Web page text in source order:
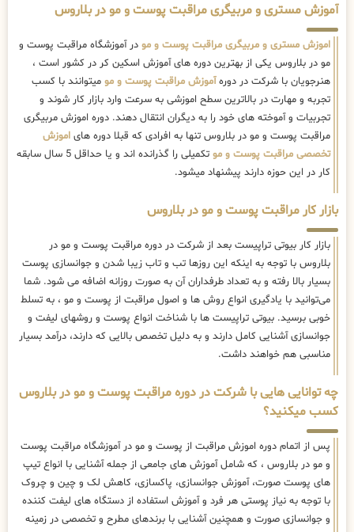
آموزش مستری و مربیگری مراقبت پوست و مو در بلاروس
اموزش مستری و مربیگری مراقبت پوست و مو در آموزشگاه مراقبت پوست و
مو در بلاروس یکی از بهترین دوره های آموزش اسکین کر در کشور است ،
هنرجویان با شرکت در دورهآموزش مراقبت پوست و مو میتوانند با کسب
تجربه و مهارت در بالاترین سطح اموزشی به سرعت وارد بازار کار شوند و
تجربیات و آموخته های خود را به دیگران انتقال دهند. دوره اموزش مربیگری
مراقبت پوست و مو در بلاروس تنها به افرادی که قبلا دوره های اموزش
تخصصی مراقبت پوست و مو
تکمیلی را گذرانده اند و یا حداقل 5 سال سابقه
کار در این حوزه دارند پیشنهاد میشود.
بازار کار مراقبت پوست و مو در بلاروس
بازار کار بیوتی تراپیست بعد از شرکت در دوره مراقبت پوست و مو در
بلاروس با توجه به اینکه این روزها تب و تاب زیبا شدن و جوانسازی پوست
بسیار بالا رفته و به تعداد طرفداران آن به صورت روزانه اضافه می شود. شما
می‌توانید با یادگیری انواع روش ها و اصول مراقبت از پوست و مو ، به تسلط
خوبی برسید. بیوتی تراپیست ها با شناخت انواع پوست و روشهای لیفت و
جوانسازی آشنایی کامل دارند و به دلیل تخصص بالایی که دارند، درآمد بسیار
مناسبی هم خواهند داشت.
چه توانایی هایی با شرکت در دوره مراقبت پوست و مو در بلاروس
کسب میکنید؟
پس از اتمام دوره اموزش مراقبت از پوست و مو در آموزشگاه مراقبت پوست
و مو در بلاروس ، که شامل آموزش های جامعی از جمله آشنایی با انواع تیپ
های پوست صورت، آموزش جوانسازی، پاکسازی، کاهش لک و چین و چروک
با توجه به نیاز پوستی هر فرد و آموزش استفاده از دستگاه های لیفت کننده
و جوانسازی صورت و همچنین آشنایی با برندهای مطرح و تخصصی در زمینه